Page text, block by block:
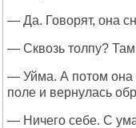
— Да. Говорят, она
— Сквозь толпу?
— Уйма. А потом она
поле и вернулась
— Ничего себе. С